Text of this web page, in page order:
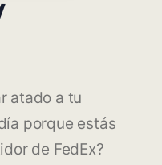
atado a tu
porque estás
de FedEx?